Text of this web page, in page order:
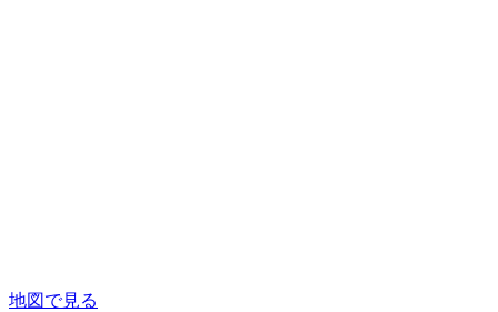
地図で見る